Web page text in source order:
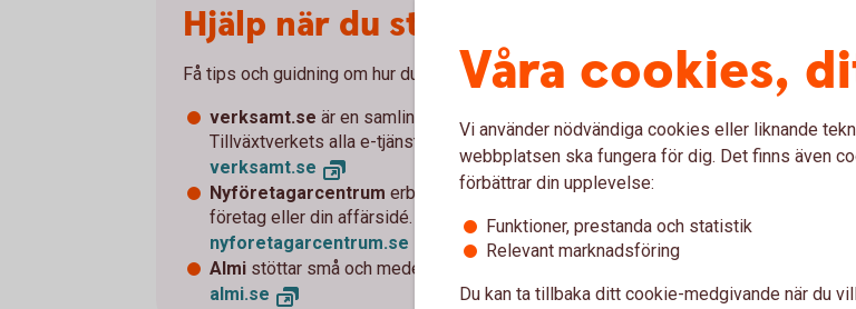
Hjälp när du startar eget?
Få tips och guidning om hur du startar och driver företag.
verksamt.se är en samlingsplats för Bolagsverkets, Skatteverkets och
Tillväxtverkets alla e-tjänster.
verksamt.se
Nyföretagarcentrum erbjuder kostnadsfri rådgivning när du behöver hjälp med ditt
företag eller din affärsidé.
nyforetagarcentrum.se
Almi stöttar små och medelstora bolag med lån, riskkapital och affärsutveckling.
almi.se
Våra cookies,
Vi använder nödvändiga cookies eller liknande
webbplatsen ska fungera för dig. Det finns även
förbättrar din upplevelse:
Funktioner, prestanda och statistik
Relevant marknadsföring
Du kan ta tillbaka ditt cookie-medgivande när du